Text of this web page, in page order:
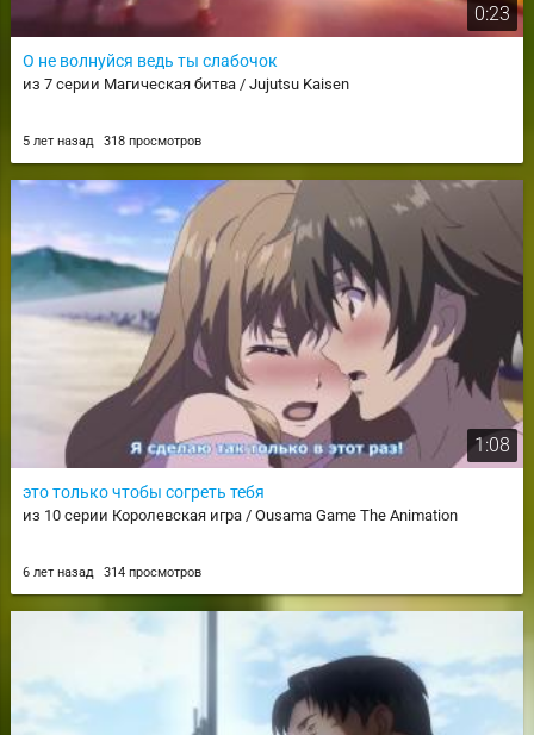
0:23
О не волнуйся ведь ты слабочок
из 7 серии Магическая битва / Jujutsu Kaisen
5 лет назад 318 просмотров
1:08
это только чтобы согреть тебя
из 10 серии Королевская игра / Ousama Game The Animation
6 лет назад 314 просмотров